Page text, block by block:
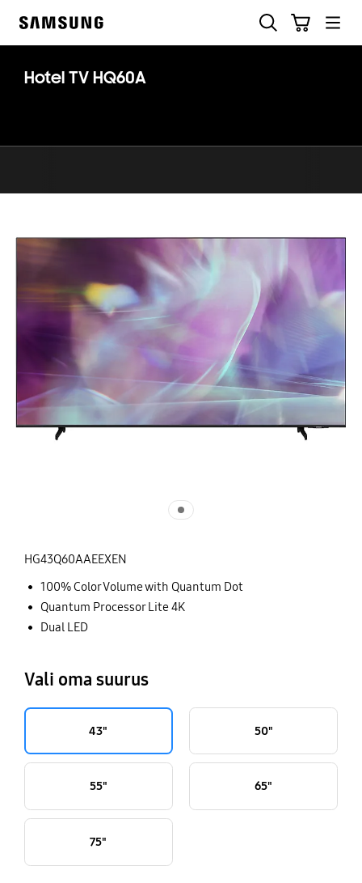
Hotel TV HQ60A
HG43Q60AAEEXEN
100% Color Volume with Quantum Dot
Quantum Processor Lite 4K
Dual LED
Vali oma suurus
43" 50"
55" 65"
75"